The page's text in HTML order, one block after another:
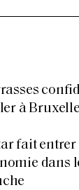
à
fait entrer
dans